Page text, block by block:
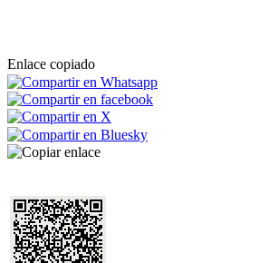
Enlace copiado